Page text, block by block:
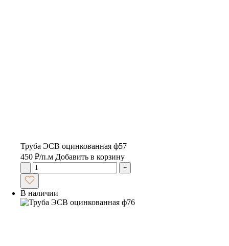
Труба ЭСВ оцинкованная ф57
450 ₽/п.м Добавить в корзину
- +
В наличии